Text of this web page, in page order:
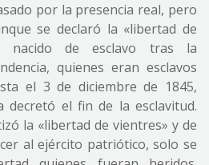
por la presencia real, pero
se declaró la «libertad de
nacido de esclavo tras la
quienes eran esclavos
el 3 de diciembre de 1845,
decretó el fin de la esclavitud.
la «libertad de vientres» y de
al ejército patriótico, solo se